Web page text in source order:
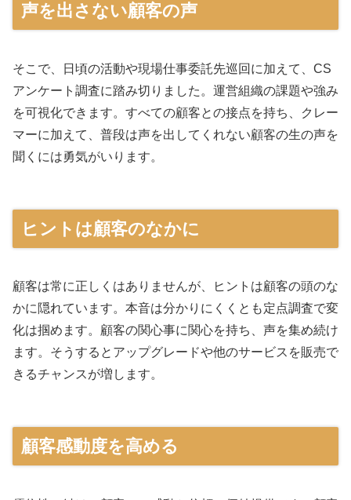
声を出さない顧客の声
そこで、日頃の活動や現場仕事委託先巡回に加えて、CS
アンケート調査に踏み切りました。運営組織の課題や強み
を可視化できます。すべての顧客との接点を持ち、クレー
マーに加えて、普段は声を出してくれない顧客の生の声を
聞くには勇気がいります。
ヒントは顧客のなかに
顧客は常に正しくはありませんが、ヒントは顧客の頭のな
かに隠れています。本音は分かりにくくとも定点調査で変
化は掴めます。顧客の関心事に関心を持ち、声を集め続け
ます。そうするとアップグレードや他のサービスを販売で
きるチャンスが増します。
顧客感動度を高める